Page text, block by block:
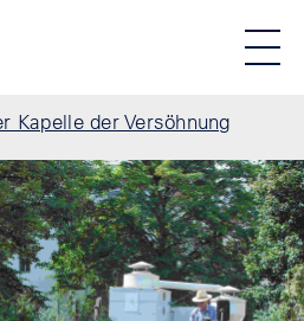
MAUER
Startseite
Kapelle der Versöhnung